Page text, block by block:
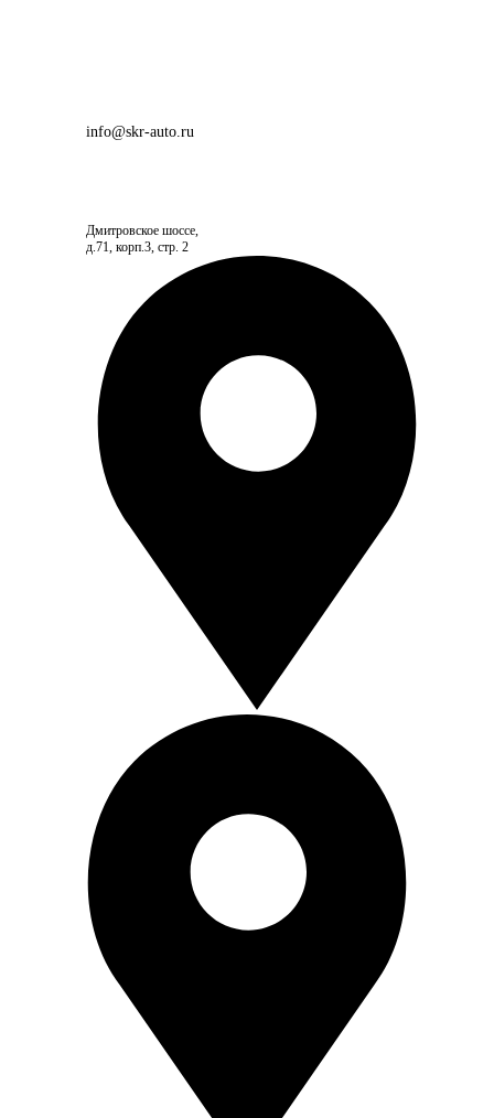
info@skr-auto.ru
Дмитровское шоссе,
д.71, корп.3, стр. 2